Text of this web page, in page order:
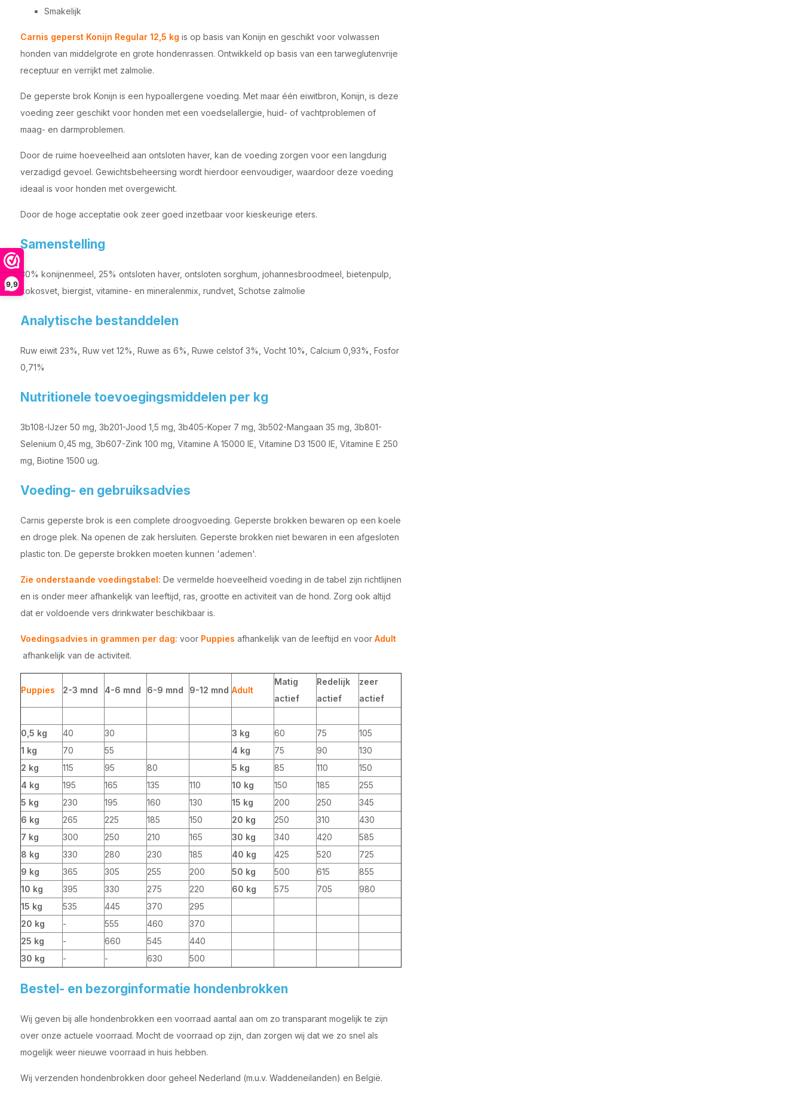
9,9
Smakelijk
Carnis geperst Konijn Regular 12,5 kg is op basis van Konijn en geschikt voor volwassen
honden van middelgrote en grote hondenrassen. Ontwikkeld op basis van een tarweglutenvrije
receptuur en verrijkt met zalmolie.
De geperste brok Konijn is een hypoallergene voeding. Met maar één eiwitbron, Konijn, is deze
voeding zeer geschikt voor honden met een voedselallergie, huid- of vachtproblemen of
maag- en darmproblemen.
Door de ruime hoeveelheid aan ontsloten haver, kan de voeding zorgen voor een langdurig
verzadigd gevoel. Gewichtsbeheersing wordt hierdoor eenvoudiger, waardoor deze voeding
ideaal is voor honden met overgewicht.
Door de hoge acceptatie ook zeer goed inzetbaar voor kieskeurige eters.
Samenstelling
30% konijnenmeel, 25% ontsloten haver, ontsloten sorghum, johannesbroodmeel, bietenpulp,
kokosvet, biergist, vitamine- en mineralenmix, rundvet, Schotse zalmolie
Analytische bestanddelen
Ruw eiwit 23%, Ruw vet 12%, Ruwe as 6%, Ruwe celstof 3%, Vocht 10%, Calcium 0,93%, Fosfor
0,71%
Nutritionele toevoegingsmiddelen per kg
3b108-IJzer 50 mg, 3b201-Jood 1,5 mg, 3b405-Koper 7 mg, 3b502-Mangaan 35 mg, 3b801-
Selenium 0,45 mg, 3b607-Zink 100 mg, Vitamine A 15000 IE, Vitamine D3 1500 IE, Vitamine E 250
mg, Biotine 1500 ug.
Voeding- en gebruiksadvies
Carnis geperste brok is een complete droogvoeding. Geperste brokken bewaren op een koele
en droge plek. Na openen de zak hersluiten. Geperste brokken niet bewaren in een afgesloten
plastic ton. De geperste brokken moeten kunnen 'ademen'.
Zie onderstaande voedingstabel: De vermelde hoeveelheid voeding in de tabel zijn richtlijnen
en is onder meer afhankelijk van leeftijd, ras, grootte en activiteit van de hond. Zorg ook altijd
dat er voldoende vers drinkwater beschikbaar is.
Voedingsadvies in grammen per dag: voor Puppies afhankelijk van de leeftijd en voor Adult
afhankelijk van de activiteit.
Puppies 2-3 mnd 4-6 mnd 6-9 mnd 9-12 mnd Adult
Matig
actief
Redelijk
actief
zeer
actief
0,5 kg 40 30 3 kg 60 75
105
1 kg
70 55 4 kg 75 90
130
2 kg
115 95 80 5 kg 85 110
150
4 kg
195 165 135 110 10 kg 150 185
255
5 kg
230 195 160 130 15 kg 200 250
345
6 kg
265 225 185 150 20 kg 250 310
430
7 kg
300 250 210 165 30 kg 340 420
585
8 kg
330 280 230 185 40 kg 425 520
725
9 kg
365 305 255 200 50 kg 500 615
855
10 kg
395 330 275 220 60 kg 575 705
980
15 kg
535 445 370
295
20 kg
- 555 460
370
25 kg
- 660 545
440
30 kg
- - 630 500
Bestel- en bezorginformatie hondenbrokken
Wij geven bij alle hondenbrokken een voorraad aantal aan om zo transparant mogelijk te zijn
over onze actuele voorraad. Mocht de voorraad op zijn, dan zorgen wij dat we zo snel als
mogelijk weer nieuwe voorraad in huis hebben.
Wij verzenden hondenbrokken door geheel Nederland (m.u.v. Waddeneilanden) en België.